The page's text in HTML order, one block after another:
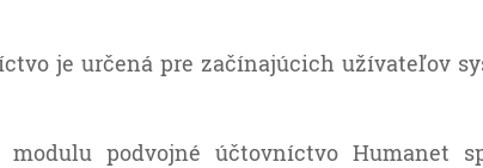
je určená pre začínajúcich užívateľov
podvojné účtovníctvo Humanet